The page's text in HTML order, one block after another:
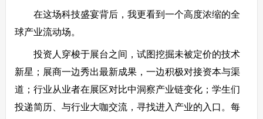
在这场科技盛宴背后，我更看到一个高度浓缩的全
球产业流动场。
投资人穿梭于展台之间，试图挖掘未被定价的技术
新星；展商一边秀出最新成果，一边积极对接资本与渠
道；行业从业者在展区对比中洞察产业链变化；学生们
投递简历、与行业大咖交流，寻找进入产业的入口。每